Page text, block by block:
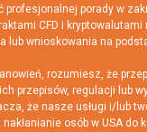
porady w
CFD i
lub wnioskowania na
rozumiesz, że
przepisów, regulacji lub
że nasze usługi i/lub
osób w USA